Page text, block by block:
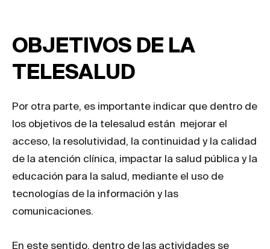
OBJETIVOS DE LA
TELESALUD
Por otra parte, es importante indicar que dentro de
los objetivos de la telesalud están mejorar el
acceso, la resolutividad, la continuidad y la calidad
de la atención clínica, impactar la salud pública y la
educación para la salud, mediante el uso de
tecnologías de la información y las
comunicaciones.
En este sentido, dentro de las actividades se